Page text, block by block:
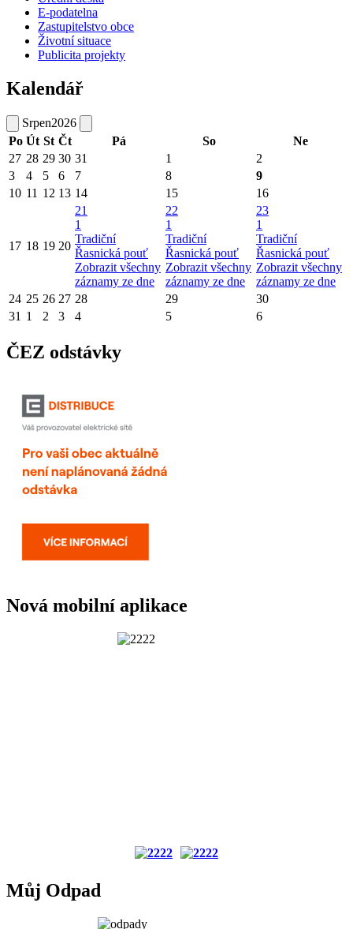
E-podatelna
Zastupitelstvo obce
Životní situace
Publicita projekty
Kalendář
Srpen2026
Po Út St Čt Pá So
Ne
27 28 29 30 31 1
2
3
4 5 6 7 8
9
10 11 12 13 14 15 16
17 18 19 20
21
1
Tradiční
Řasnická pouť
Zobrazit všechny
záznamy ze dne
22
1
Tradiční
Řasnická pouť
Zobrazit všechny
záznamy ze dne
23
1
Tradiční
Řasnická pouť
Zobrazit všechny
záznamy ze dne
24 25 26 27 28 29
30
31 1 2 3 4 5 6
ČEZ odstávky
Nová mobilní aplikace
Můj Odpad